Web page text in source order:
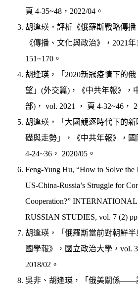
頁 4-35~48，2022/04。
胡逢瑛，評析《俄羅斯戰略傳播
《傳播、文化與政治》，2021
151~170。
胡逢瑛，「2020新冠疫情下的
望」(外交篇)，《中共年報》，
部)， vol. 2021 ， 頁 4-32~46，
胡逢瑛，「大國競逐時代下的
礎與走勢」，《中共年報》，國
4-24~36， 2020/05。
Feng-Yung Hu, “How to Solve the
US-China-Russia’s Struggle for
Cooperation?”
RUSSIAN STUDIES, vol. 7 (2)
胡逢瑛，「俄羅斯當前對朝鮮
國學報》，國立政治大學，vol.
2018/02。
吳非、胡逢瑛，「俄美關係——